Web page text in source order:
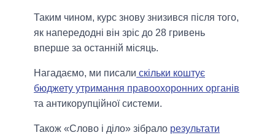
Таким чином, курс знову знизився після того,
як напередодні він зріс до 28 гривень
вперше за останній місяць.
Нагадаємо, ми писали скільки коштує
бюджету утримання правоохоронних органів
та антикорупційної системи.
Також «Слово і діло» зібрало результати